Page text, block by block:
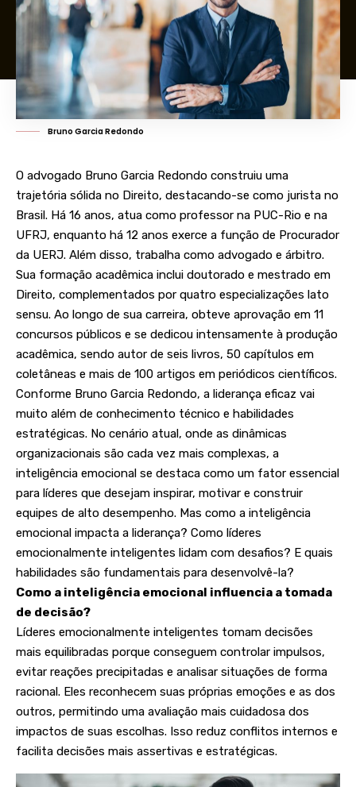
Bruno Garcia Redondo
O advogado Bruno Garcia Redondo construiu uma
trajetória sólida no Direito, destacando-se como jurista no
Brasil. Há 16 anos, atua como professor na PUC-Rio e na
UFRJ, enquanto há 12 anos exerce a função de Procurador
da UERJ. Além disso, trabalha como advogado e árbitro.
Sua formação acadêmica inclui doutorado e mestrado em
Direito, complementados por quatro especializações lato
sensu. Ao longo de sua carreira, obteve aprovação em 11
concursos públicos e se dedicou intensamente à produção
acadêmica, sendo autor de seis livros, 50 capítulos em
coletâneas e mais de 100 artigos em periódicos científicos.
Conforme Bruno Garcia Redondo, a liderança eficaz vai
muito além de conhecimento técnico e habilidades
estratégicas. No cenário atual, onde as dinâmicas
organizacionais são cada vez mais complexas, a
inteligência emocional se destaca como um fator essencial
para líderes que desejam inspirar, motivar e construir
equipes de alto desempenho. Mas como a inteligência
emocional impacta a liderança? Como líderes
emocionalmente inteligentes lidam com desafios? E quais
habilidades são fundamentais para desenvolvê-la?
Como a inteligência emocional influencia a tomada
de decisão?
Líderes emocionalmente inteligentes tomam decisões
mais equilibradas porque conseguem controlar impulsos,
evitar reações precipitadas e analisar situações de forma
racional. Eles reconhecem suas próprias emoções e as dos
outros, permitindo uma avaliação mais cuidadosa dos
impactos de suas escolhas. Isso reduz conflitos internos e
facilita decisões mais assertivas e estratégicas.